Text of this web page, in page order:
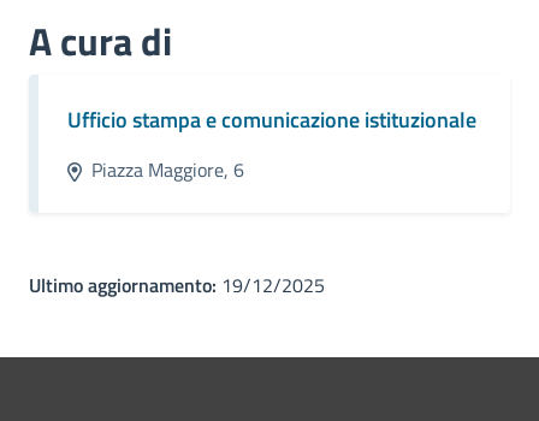
A cura di
Ufficio stampa e comunicazione istituzionale
Piazza Maggiore, 6
Ultimo aggiornamento: 19/12/2025